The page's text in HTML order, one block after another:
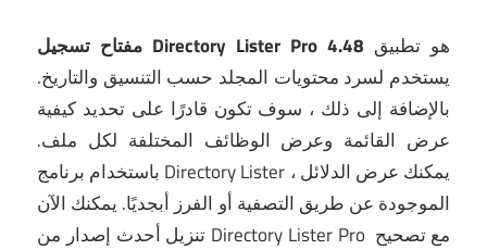
مفتاح تسجيل Directory Lister Pro 4.48 هو تطبيق
يستخدم لسرد محتويات المجلد حسب التنسيق والتاريخ.
بالإضافة إلى ذلك ، سوف تكون قادرًا على تحديد كيفية
عرض القائمة وعرض الوظائف المختلفة لكل ملف.
باستخدام برنامج Directory Lister ، يمكنك عرض الدلائل
الموجودة عن طريق التصفية أو الفرز أبجديًا. يمكنك الآن
تنزيل أحدث إصدار من Directory Lister Pro مع تصحيح